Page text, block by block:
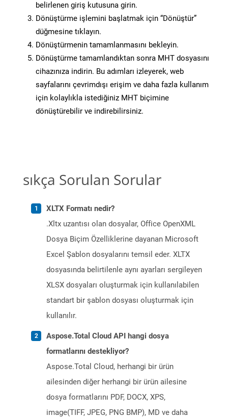
belirlenen giriş kutusuna girin.
Dönüştürme işlemini başlatmak için “Dönüştür”
düğmesine tıklayın.
Dönüştürmenin tamamlanmasını bekleyin.
Dönüştürme tamamlandıktan sonra MHT dosyasını
cihazınıza indirin. Bu adımları izleyerek, web
sayfalarını çevrimdışı erişim ve daha fazla kullanım
için kolaylıkla istediğiniz MHT biçimine
dönüştürebilir ve indirebilirsiniz.
sıkça Sorulan Sorular
XLTX Formatı nedir?
.Xltx uzantısı olan dosyalar, Office OpenXML
Dosya Biçim Özelliklerine dayanan Microsoft
Excel Şablon dosyalarını temsil eder. XLTX
dosyasında belirtilenle aynı ayarları sergileyen
XLSX dosyaları oluşturmak için kullanılabilen
standart bir şablon dosyası oluşturmak için
kullanılır.
Aspose.Total Cloud API hangi dosya
formatlarını destekliyor?
Aspose.Total Cloud, herhangi bir ürün
ailesinden diğer herhangi bir ürün ailesine
dosya formatlarını PDF, DOCX, XPS,
image(TIFF, JPEG, PNG BMP), MD ve daha